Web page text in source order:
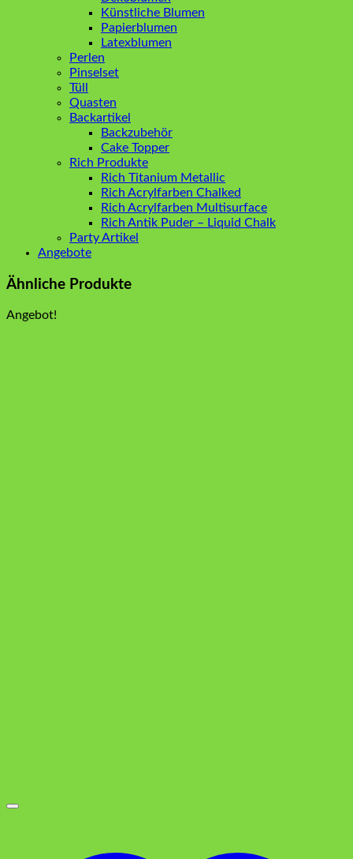
Künstliche Blumen
Papierblumen
Latexblumen
Perlen
Pinselset
Tüll
Quasten
Backartikel
Backzubehör
Cake Topper
Rich Produkte
Rich Titanium Metallic
Rich Acrylfarben Chalked
Rich Acrylfarben Multisurface
Rich Antik Puder – Liquid Chalk
Party Artikel
Angebote
Ähnliche Produkte
Angebot!